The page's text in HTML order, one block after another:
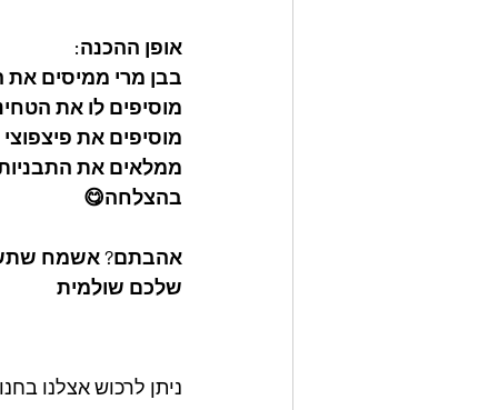
אופן ההכנה:
בבן מרי ממיסים את
מוסיפים לו את
מוסיפים את
ממלאים את התבניות
בהצלחה😋
אהבתם? אשמח
שלכם שולמית
ניתן לרכוש אצלנו